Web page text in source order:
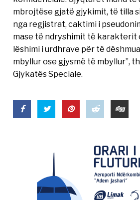
mbrojtëse gjatë gjykimit, të tilla
nga regjistrat, caktimi i
mase të ndryshimit të karakterit
lëshimi i urdhrave për të
mbyllur ose gjysmë të mbyllur”,
Gjykatës Speciale.